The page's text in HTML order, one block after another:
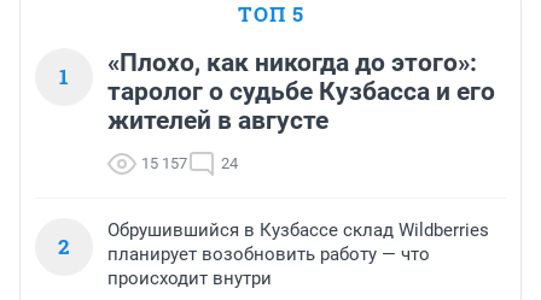
ТОП 5
1
«Плохо, как никогда до этого»:
таролог о судьбе Кузбасса и его
жителей в августе
15 157 24
2
Обрушившийся в Кузбассе склад Wildberries
планирует возобновить работу — что
происходит внутри